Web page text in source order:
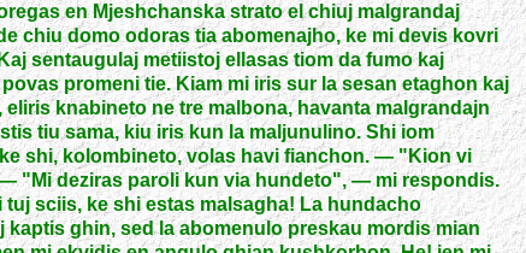
en Mjeshchanska strato el chiuj malgrandaj
chiu domo odoras tia abomenajho, ke mi devis kovri
sentaugulaj metiistoj ellasas tiom da fumo kaj
promeni tie. Kiam mi iris sur la sesan etaghon kaj
knabineto ne tre malbona, havanta malgrandajn
tiu sama, kiu iris kun la maljunulino. Shi iom
shi, kolombineto, volas havi fianchon. — "Kion vi
"Mi deziras paroli kun via hundeto", — mi respondis.
sciis, ke shi estas malsagha! La hundacho
kaptis ghin, sed la abomenulo preskau mordis mian